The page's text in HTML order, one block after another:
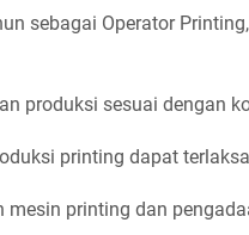
sebagai Operator
produksi sesuai dengan
printing dapat
printing dan